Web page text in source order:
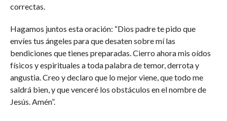
correctas.
Hagamos juntos esta oración: “Dios padre te pido que
envíes tus ángeles para que desaten sobre mí las
bendiciones que tienes preparadas. Cierro ahora mis oídos
físicos y espirituales a toda palabra de temor, derrota y
angustia. Creo y declaro que lo mejor viene, que todo me
saldrá bien, y que venceré los obstáculos en el nombre de
Jesús. Amén”.